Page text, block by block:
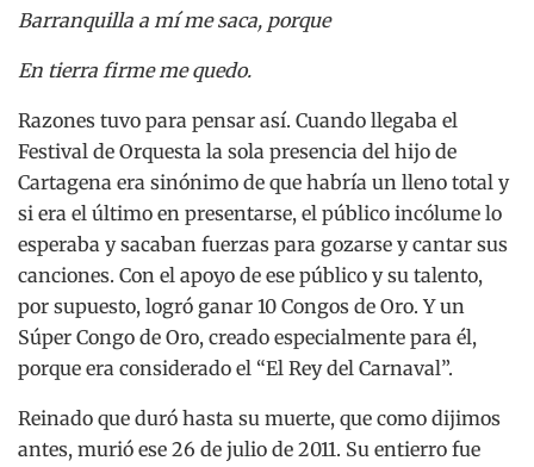
Barranquilla a mí me saca, porque
En tierra firme me quedo.
Razones tuvo para pensar así. Cuando llegaba el
Festival de Orquesta la sola presencia del hijo de
Cartagena era sinónimo de que habría un lleno total y
si era el último en presentarse, el público incólume lo
esperaba y sacaban fuerzas para gozarse y cantar sus
canciones. Con el apoyo de ese público y su talento,
por supuesto, logró ganar 10 Congos de Oro. Y un
Súper Congo de Oro, creado especialmente para él,
porque era considerado el “El Rey del Carnaval”.
Reinado que duró hasta su muerte, que como dijimos
antes, murió ese 26 de julio de 2011. Su entierro fue